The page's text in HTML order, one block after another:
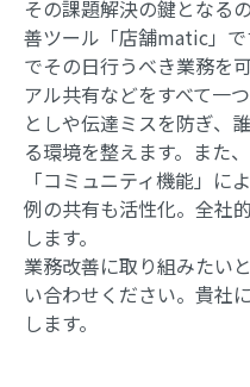
その課題解決の鍵となる
善ツール「店舗matic」
でその日行うべき業務を
アル共有などをすべて一
としや伝達ミスを防ぎ、
る環境を整えます。また
「コミュニティ機能」に
例の共有も活性化。全社
します。
業務改善に取り組みたい
い合わせください。貴社
します。